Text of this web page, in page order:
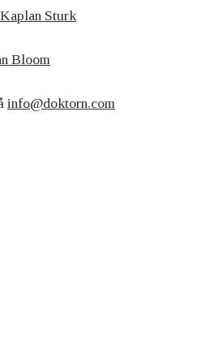
Sturk
Bloom
info@doktorn.com